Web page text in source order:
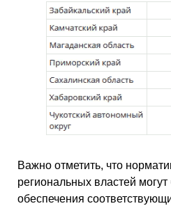
Важно отметить, что
региональных властей
обеспечения